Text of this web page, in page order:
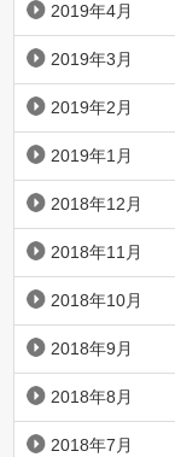
2019年4月
2019年3月
2019年2月
2019年1月
2018年12月
2018年11月
2018年10月
2018年9月
2018年8月
2018年7月